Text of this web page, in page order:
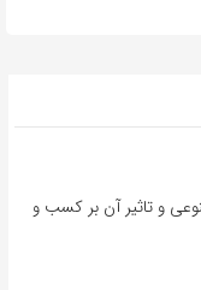
و تاثیر آن بر کسب و